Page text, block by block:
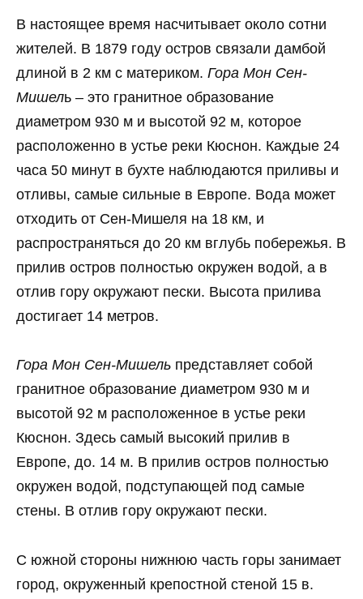
В настоящее время насчитывает около сотни
жителей. В 1879 году остров связали дамбой
длиной в 2 км с материком. Гора Мон Сен-
Мишель – это гранитное образование
диаметром 930 м и высотой 92 м, которое
расположенно в устье реки Кюснон. Каждые 24
часа 50 минут в бухте наблюдаются приливы и
отливы, самые сильные в Европе. Вода может
отходить от Сен-Мишеля на 18 км, и
распространяться до 20 км вглубь побережья. В
прилив остров полностью окружен водой, а в
отлив гору окружают пески. Высота прилива
достигает 14 метров.
Гора Мон Сен-Мишель представляет собой
гранитное образование диаметром 930 м и
высотой 92 м расположенное в устье реки
Кюснон. Здесь самый высокий прилив в
Европе, до. 14 м. В прилив остров полностью
окружен водой, подступающей под самые
стены. В отлив гору окружают пески.
С южной стороны нижнюю часть горы занимает
город, окруженный крепостной стеной 15 в.